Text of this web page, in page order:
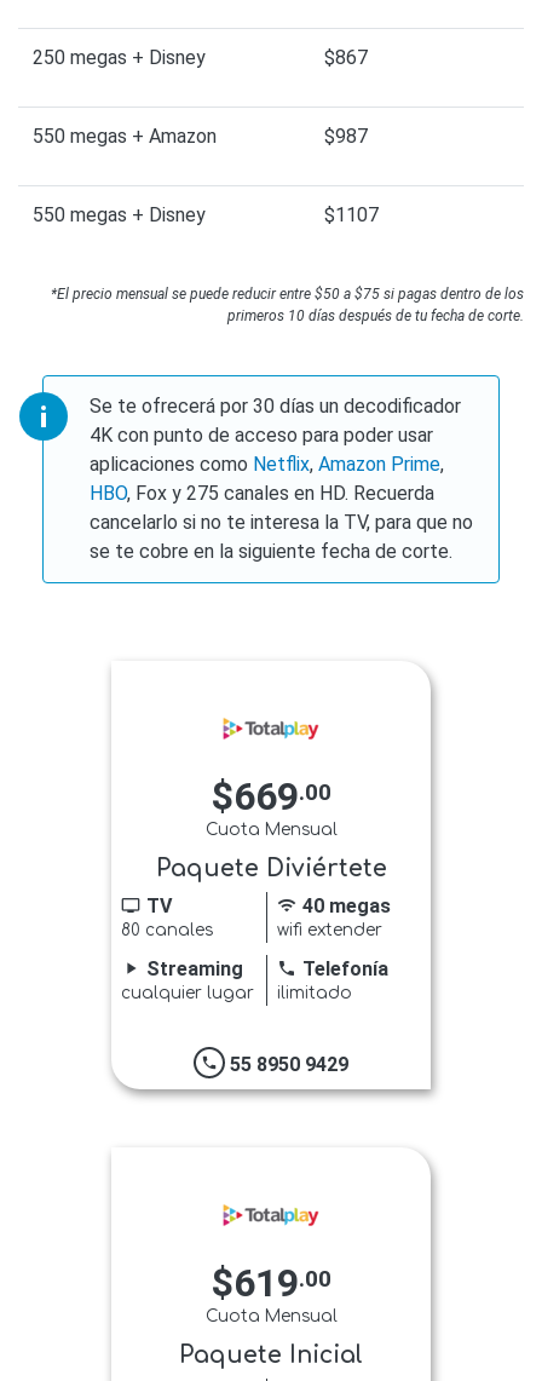
250 megas + Disney $867
550 megas + Amazon $987
550 megas + Disney $1107
*El precio mensual se puede reducir entre $50 a $75 si pagas dentro de los
primeros 10 días después de tu fecha de corte.
Se te ofrecerá por 30 días un decodificador
4K con punto de acceso para poder usar
aplicaciones como Netflix,Amazon Prime,
HBO, Fox y 275 canales en HD. Recuerda
cancelarlo si no te interesa la TV, para que no
se te cobre en la siguiente fecha de corte.
$669.00
Cuota Mensual
Paquete Diviértete
tv TV
80 canales
wifi 40 megas
wifi extender
play_arrow Streaming
cualquier lugar
phone Telefonía
ilimitado
phone 55 8950 9429
$619.00
Cuota Mensual
Paquete Inicial